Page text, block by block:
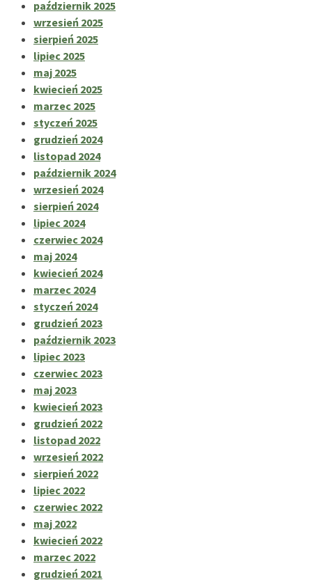
październik 2025
wrzesień 2025
sierpień 2025
lipiec 2025
maj 2025
kwiecień 2025
marzec 2025
styczeń 2025
grudzień 2024
listopad 2024
październik 2024
wrzesień 2024
sierpień 2024
lipiec 2024
czerwiec 2024
maj 2024
kwiecień 2024
marzec 2024
styczeń 2024
grudzień 2023
październik 2023
lipiec 2023
czerwiec 2023
maj 2023
kwiecień 2023
grudzień 2022
listopad 2022
wrzesień 2022
sierpień 2022
lipiec 2022
czerwiec 2022
maj 2022
kwiecień 2022
marzec 2022
grudzień 2021